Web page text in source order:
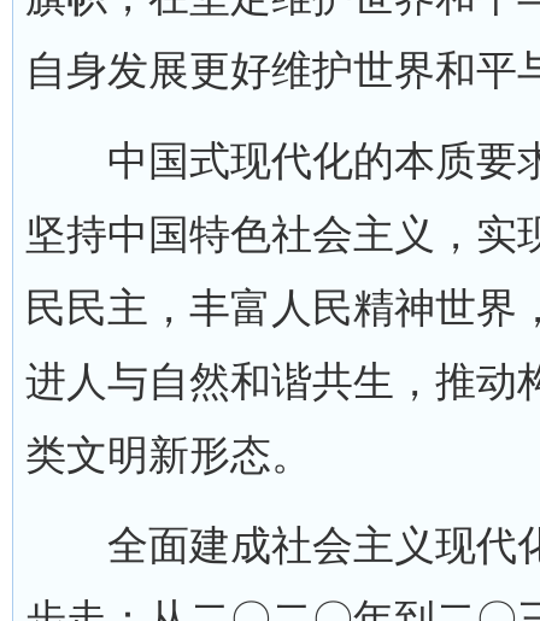
自身发展更好维护世界和平
中国式现代化的本质要
坚持中国特色社会主义，实
民民主，丰富人民精神世
进人与自然和谐共生，推动
类文明新形态。
全面建成社会主义现代